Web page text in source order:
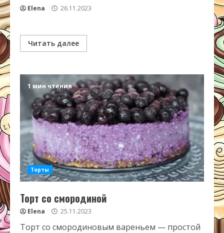
Elena 26.11.2023
Читать далее
1 мин чтения
Торты
Торт со смородиной
Elena 25.11.2023
Торт со смородиновым вареньем — простой